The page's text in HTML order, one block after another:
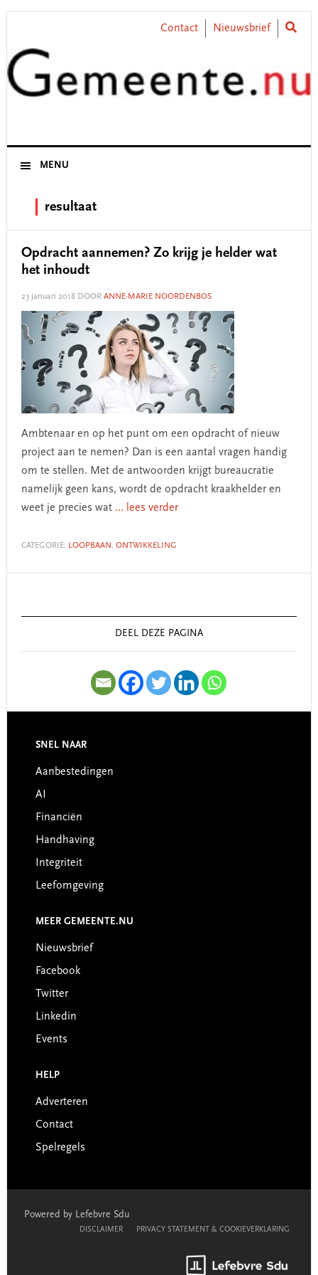
Skip
primary
navigation
Skip
content
Skip
primary
sidebar
Skip
footer
Contact Nieuwsbrief
MENU
resultaat
Opdracht aannemen? Zo krijg je helder wat
het inhoudt
23 januari 2018DOOR ANNE-MARIE NOORDENBOS
Ambtenaar en op het punt om een opdracht of nieuw
project aan te nemen? Dan is een aantal vragen handig
om te stellen. Met de antwoorden krijgt bureaucratie
namelijk geen kans, wordt de opdracht kraakhelder en
weet je precies wat ... lees verder
CATEGORIE: LOOPBAAN , ONTWIKKELING
Sidebar
DEEL DEZE PAGINA
Footer
SNEL NAAR
Aanbestedingen
AI
Financiën
Handhaving
Integriteit
Leefomgeving
MEER GEMEENTE.NU
Nieuwsbrief
Facebook
Twitter
Linkedin
Events
HELP
Adverteren
Contact
Spelregels
Powered by Lefebvre Sdu
DISCLAIMER PRIVACY STATEMENT & COOKIEVERKLARING